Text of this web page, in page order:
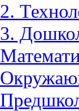
2.
3.